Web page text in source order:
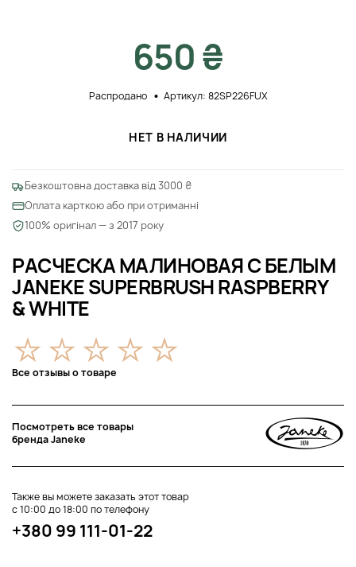
РАСЧЕСКА МАЛИНОВАЯ С БЕЛЫМ
JANEKE SUPERBRUSH RASPBERRY
& WHITE
Все отзывы о товаре
Посмотреть все товары
бренда Janeke
Также вы можете заказать этот товар
с 10:00 до 18:00 по телефону
+380 99 111-01-22
650 ₴
Распродано Артикул: 82SP226FUX
НЕТ В НАЛИЧИИ
Безкоштовна доставка від 3000 ₴
Оплата карткою або при отриманні
100% оригінал — з 2017 року